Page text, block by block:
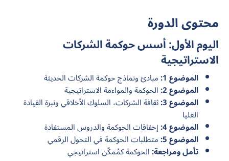
محتوى الدورة
اليوم الأول: أسس حوكمة الشركات
الاستراتيجية
الموضوع 1: مبادئ ونماذج حوكمة الشركات الحديثة
الموضوع 2: الحوكمة والمواءمة الاستراتيجية
الموضوع 3: ثقافة الشركات، السلوك الأخلاقي ونبرة القيادة
العليا
الموضوع 4: إخفاقات الحوكمة والدروس المستفادة
الموضوع 5: متطلبات الحوكمة في التحول الرقمي
تأمل ومراجعة:الحوكمة كمُمكّن استراتيجي